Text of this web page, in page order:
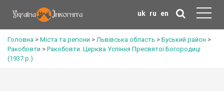
uk ru en
Головна > Міста та регіони >Львівська область > Буський район >
Ракобовти > Ракобовти. Церква Успіння Пресвятої Богородиці
(1937 р.)